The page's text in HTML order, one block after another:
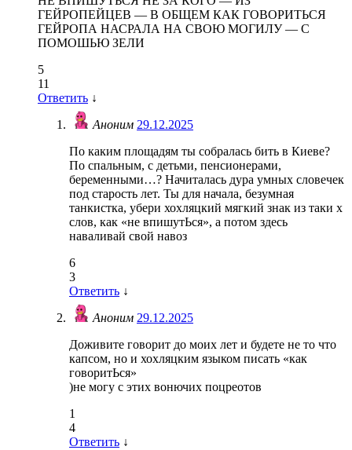
ГЕЙРОПЕЙЦЕВ — В ОБЩЕМ КАК ГОВОРИТЬСЯ
ГЕЙРОПА НАСРАЛА НА СВОЮ МОГИЛУ — С
ПОМОШЬЮ ЗЕЛИ
5
11
Ответить ↓
Аноним 29.12.2025
По каким площадям ты собралась бить в Киеве?
По спальным, с детьми, пенсионерами,
беременными…? Начиталась дура умных словечек
под старость лет. Ты для начала, безумная
танкистка, убери хохляцкий мягкий знак из таки х
слов, как «не впишутЬся», а потом здесь
наваливай свой навоз
6
3
Ответить ↓
Аноним 29.12.2025
Доживите говорит до моих лет и будете не то что
капсом, но и хохляцким языком писать «как
говоритЬся»
)не могу с этих вонючих поцреотов
1
4
Ответить ↓